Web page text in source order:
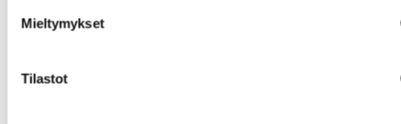
Mieltymykset
Tilastot
Alueidenkäyttölaki
Maankäyttö- ja rakennusasetus